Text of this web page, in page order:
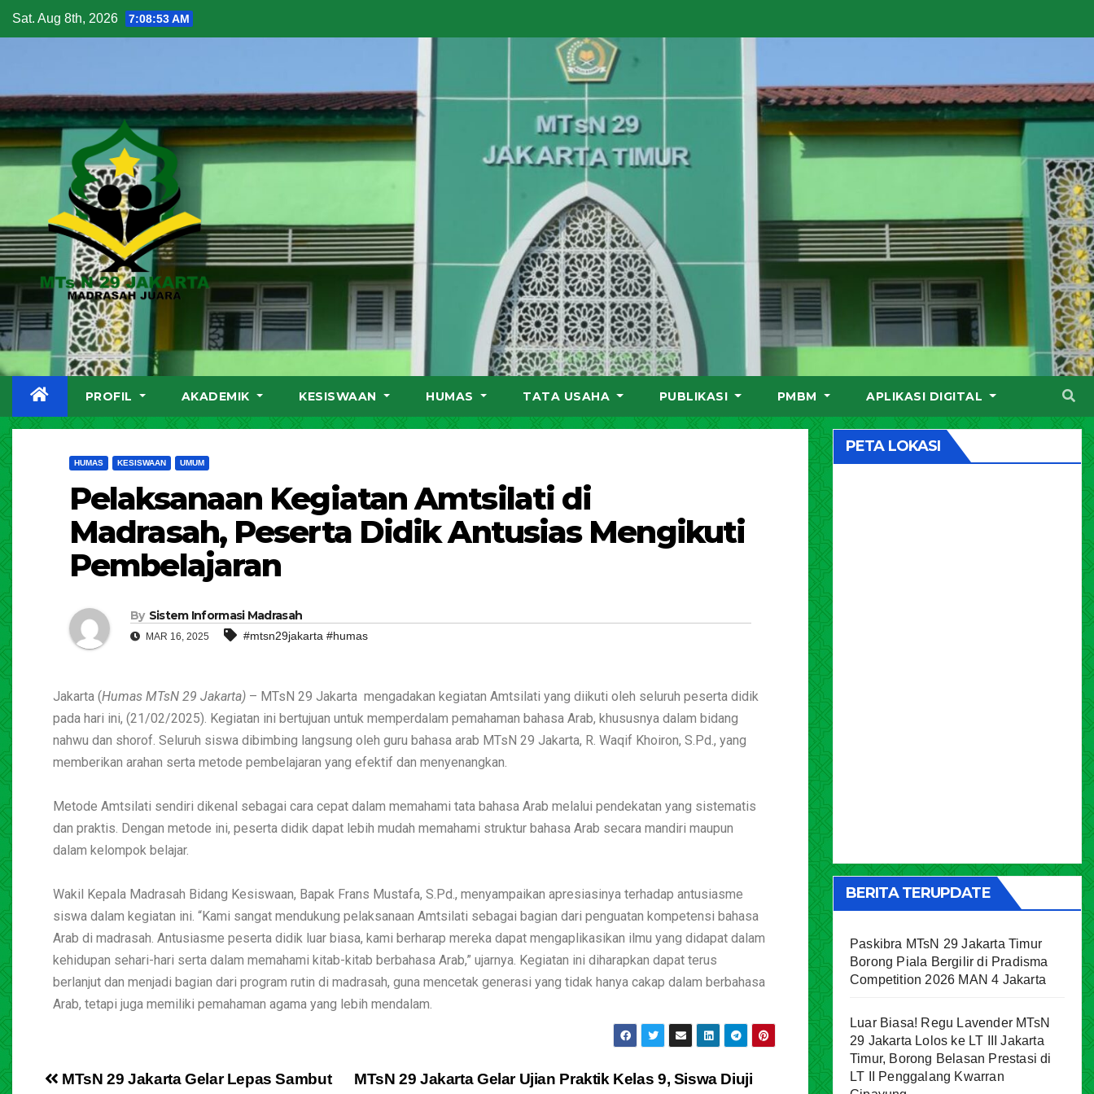
Sat. Aug 8th, 2026 7:08:54 AM
PROFIL AKADEMIK KESISWAAN HUMAS TATA USAHA PUBLIKASI PMBM APLIKASI DIGITAL
HUMAS KESISWAAN UMUM
Pelaksanaan Kegiatan Amtsilati di
Madrasah, Peserta Didik Antusias Mengikuti
Pembelajaran
By Sistem Informasi Madrasah
MAR 16, 2025 #mtsn29jakarta #humas
Jakarta (Humas MTsN 29 Jakarta)– MTsN 29 Jakarta mengadakan kegiatan Amtsilati yang diikuti oleh seluruh peserta didik
pada hari ini, (21/02/2025). Kegiatan ini bertujuan untuk memperdalam pemahaman bahasa Arab, khususnya dalam bidang
nahwu dan shorof. Seluruh siswa dibimbing langsung oleh guru bahasa arab MTsN 29 Jakarta, R. Waqif Khoiron, S.Pd., yang
memberikan arahan serta metode pembelajaran yang efektif dan menyenangkan.
Metode Amtsilati sendiri dikenal sebagai cara cepat dalam memahami tata bahasa Arab melalui pendekatan yang sistematis
dan praktis. Dengan metode ini, peserta didik dapat lebih mudah memahami struktur bahasa Arab secara mandiri maupun
dalam kelompok belajar.
Wakil Kepala Madrasah Bidang Kesiswaan, Bapak Frans Mustafa, S.Pd., menyampaikan apresiasinya terhadap antusiasme
siswa dalam kegiatan ini. “Kami sangat mendukung pelaksanaan Amtsilati sebagai bagian dari penguatan kompetensi bahasa
Arab di madrasah. Antusiasme peserta didik luar biasa, kami berharap mereka dapat mengaplikasikan ilmu yang didapat dalam
kehidupan sehari-hari serta dalam memahami kitab-kitab berbahasa Arab,” ujarnya. Kegiatan ini diharapkan dapat terus
berlanjut dan menjadi bagian dari program rutin di madrasah, guna mencetak generasi yang tidak hanya cakap dalam berbahasa
Arab, tetapi juga memiliki pemahaman agama yang lebih mendalam.
MTsN 29 Jakarta Gelar Ujian Praktik Kelas 9, Siswa Diuji
MTsN 29 Jakarta Gelar Lepas Sambut
PETA LOKASI
BERITA TERUPDATE
Paskibra MTsN 29 Jakarta Timur
Borong Piala Bergilir di Pradisma
Competition 2026 MAN 4 Jakarta
Luar Biasa! Regu Lavender MTsN
29 Jakarta Lolos ke LT III Jakarta
Timur, Borong Belasan Prestasi di
LT II Penggalang Kwarran